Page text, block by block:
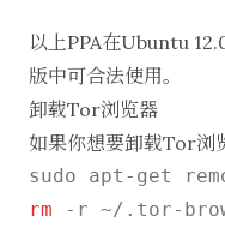
以上PPA在Ubuntu
版中可合法使用。
卸载Tor浏览器
如果你想要卸载Tor浏
rm -r ~/.tor-